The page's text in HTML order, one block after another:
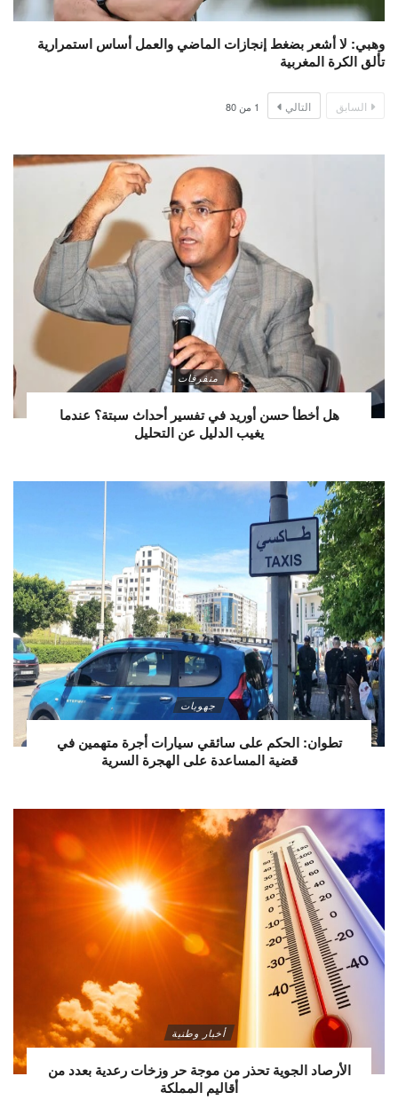
وهبي: لا أشعر بضغط إنجازات الماضي والعمل أساس استمرارية
تألق الكرة المغربية
السابق التالي 1 من 80
متفرقات
هل أخطأ حسن أوريد في تفسير أحداث سبتة؟ عندما
يغيب الدليل عن التحليل
جهويات
تطوان: الحكم على سائقي سيارات أجرة متهمين في
قضية المساعدة على الهجرة السرية
أخبار وطنية
الأرصاد الجوية تحذر من موجة حر وزخات رعدية بعدد من
أقاليم المملكة